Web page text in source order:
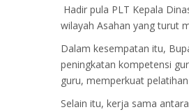
Hadir pula PLT Kepala
wilayah Asahan yang turut
Dalam kesempatan itu,
peningkatan kompetensi
guru, memperkuat
Selain itu, kerja sama